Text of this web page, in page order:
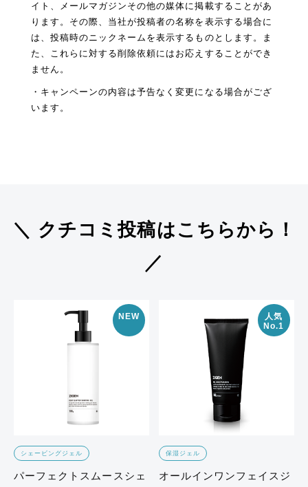
イト、メールマガジンその他の媒体に掲載することがあ
ります。その際、当社が投稿者の名称を表示する場合に
は、投稿時のニックネームを表示するものとします。ま
た、これらに対する削除依頼にはお応えすることができ
ません。
・キャンペーンの内容は予告なく変更になる場合がござ
います。
＼ クチコミ投稿はこちらから！
／
NEW
シェービングジェル
パーフェクトスムースシェ
人気
No.1
保湿ジェル
オールインワンフェイスジ